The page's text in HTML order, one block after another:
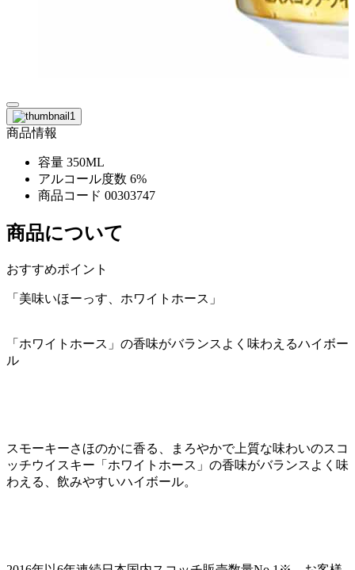
商品情報
容量 350ML
アルコール度数 6%
商品コード 00303747
商品について
おすすめポイント
「美味いほーっす、ホワイトホース」
「ホワイトホース」の香味がバランスよく味わえるハイボー
ル
スモーキーさほのかに香る、まろやかで上質な味わいのスコ
ッチウイスキー「ホワイトホース」の香味がバランスよく味
わえる、飲みやすいハイボール。